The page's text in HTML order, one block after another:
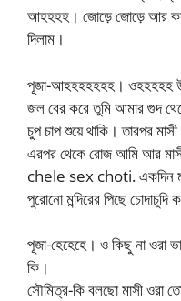
আহহহহ। জোড়ে জোড়ে আর
দিলাম।
পূজা-আহহহহহহহ। ওহহহহহ
জল বের করে তুমি আমার গুদ
চুপ চাপ শুয়ে থাকি। তারপর
এরপর থেকে রোজ আমি আর
chele sex choti. একদিন
পুরোনো মন্দিরের পিছে চোদাচুদি
পূজা-হেহেহে। ও কিছু না ওরা
কি।
সৌমিত্র-কি বলছো মাসী ওরা